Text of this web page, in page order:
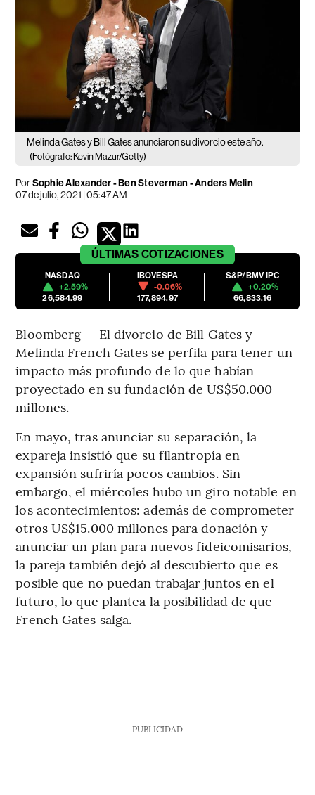
Melinda Gates y Bill Gates anunciaron su divorcio este año.
(Fotógrafo: Kevin Mazur/Getty)
PorSophie Alexander - Ben Steverman - Anders Melin
07 de julio, 2021 | 05:47 AM
ÚLTIMAS COTIZACIONES
NASDAQ
+2.59%
26,584.99
IBOVESPA
-0.06%
177,894.97
S&P/BMV IPC
+0.20%
66,833.16
Bloomberg — El divorcio de Bill Gates y
Melinda French Gates se perfila para tener un
impacto más profundo de lo que habían
proyectado en su fundación de US$50.000
millones.
En mayo, tras anunciar su separación, la
expareja insistió que su filantropía en
expansión sufriría pocos cambios. Sin
embargo, el miércoles hubo un giro notable en
los acontecimientos: además de comprometer
otros US$15.000 millones para donación y
anunciar un plan para nuevos fideicomisarios,
la pareja también dejó al descubierto que es
posible que no puedan trabajar juntos en el
futuro, lo que plantea la posibilidad de que
French Gates salga.
PUBLICIDAD